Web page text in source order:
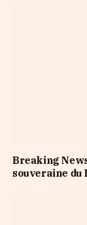
Breaking
souveraine du